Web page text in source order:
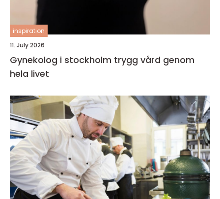
inspiration
11. July 2026
Gynekolog i stockholm trygg vård genom
hela livet